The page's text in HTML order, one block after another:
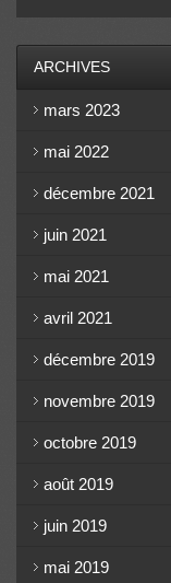
ARCHIVES
mars 2023
mai 2022
décembre 2021
juin 2021
mai 2021
avril 2021
décembre 2019
novembre 2019
octobre 2019
août 2019
juin 2019
mai 2019